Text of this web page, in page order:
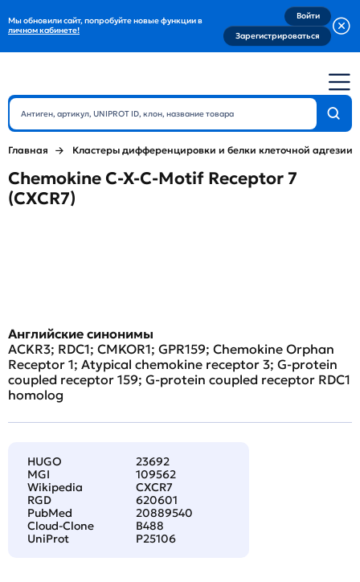
Мы обновили сайт, попробуйте новые функции в
личном кабинете!
Войти
Зарегистрироваться
Главная Кластеры дифференцировки и белки клеточной адгезии
Chemokine C-X-C-Motif Receptor 7
(CXCR7)
Английские синонимы
ACKR3; RDC1; CMKOR1; GPR159; Chemokine Orphan
Receptor 1; Atypical chemokine receptor 3; G-protein
coupled receptor 159; G-protein coupled receptor RDC1
homolog
HUGO
23692
MGI
109562
Wikipedia
CXCR7
RGD
620601
PubMed
20889540
Cloud-Clone
B488
UniProt
P25106